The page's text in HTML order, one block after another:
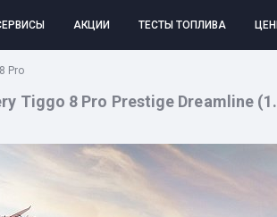
АКЦИИ ТЕСТЫ ТОПЛИВА
Pro
Tiggo 8 Pro Prestige Dreamline